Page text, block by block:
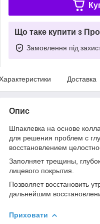
Що таке купити з
Замовлення під
Доставка
Опис
Шпаклевка на основе
для решения проблем с
восстановлением
Заполняет трещины,
лицевого покрытия.
Позволяет восстановить
дальнейшим
Приховати